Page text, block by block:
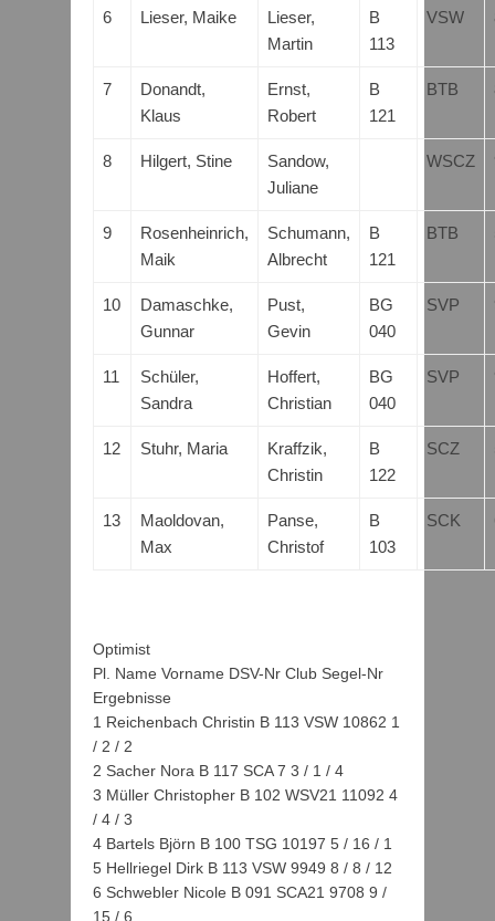
6 Lieser, Maike
Lieser,
Martin
B
113
VSW
7
Donandt,
Klaus
Ernst,
Robert
B
121
BTB
8 Hilgert, Stine
Sandow,
Juliane
WSCZ
9
Rosenheinrich,
Maik
Schumann,
Albrecht
B
121
BTB
10
Damaschke,
Gunnar
Pust,
Gevin
BG
040
SVP
11
Schüler,
Sandra
Hoffert,
Christian
BG
040
SVP
12 Stuhr, Maria
Kraffzik,
Christin
B
122
SCZ
13
Maoldovan,
Max
Panse,
Christof
B
103
SCK
Optimist
Pl. Name Vorname DSV-Nr Club Segel-Nr
Ergebnisse
1 Reichenbach Christin B 113 VSW 10862 1
/ 2 / 2
2 Sacher Nora B 117 SCA 7 3 / 1 / 4
3 Müller Christopher B 102 WSV21 11092 4
/ 4 / 3
4 Bartels Björn B 100 TSG 10197 5 / 16 / 1
5 Hellriegel Dirk B 113 VSW 9949 8 / 8 / 12
6 Schwebler Nicole B 091 SCA21 9708 9 /
15 / 6